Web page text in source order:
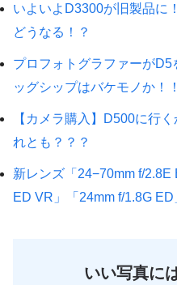
いよいよD3300が旧製品に
どうなる！？
プロフォトグラファーが
ッグシップはバケモノか！！
【カメラ購入】D500に行
れとも？？？
新レンズ「24−70mm f/
ED VR」「24mm f/1.8G
いい写真に